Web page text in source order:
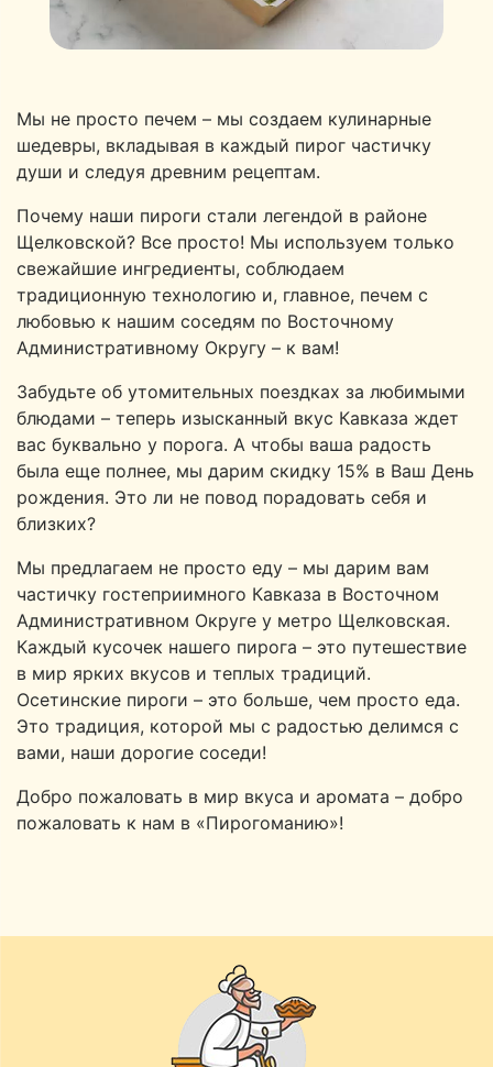
Мы не просто печем – мы создаем кулинарные
шедевры, вкладывая в каждый пирог частичку
души и следуя древним рецептам.
Почему наши пироги стали легендой в районе
Щелковской? Все просто! Мы используем только
свежайшие ингредиенты, соблюдаем
традиционную технологию и, главное, печем с
любовью к нашим соседям по Восточному
Административному Округу – к вам!
Забудьте об утомительных поездках за любимыми
блюдами – теперь изысканный вкус Кавказа ждет
вас буквально у порога. А чтобы ваша радость
была еще полнее, мы дарим скидку 15% в Ваш День
рождения. Это ли не повод порадовать себя и
близких?
Мы предлагаем не просто еду – мы дарим вам
частичку гостеприимного Кавказа в Восточном
Административном Округе у метро Щелковская.
Каждый кусочек нашего пирога – это путешествие
в мир ярких вкусов и теплых традиций.
Осетинские пироги – это больше, чем просто еда.
Это традиция, которой мы с радостью делимся с
вами, наши дорогие соседи!
Добро пожаловать в мир вкуса и аромата – добро
пожаловать к нам в «Пирогоманию»!